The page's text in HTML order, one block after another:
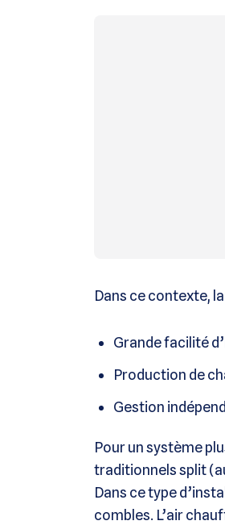
Dans ce contexte,
Grande facilité
Production de
Gestion
Pour un système
traditionnels split
Dans ce type
combles. L’air